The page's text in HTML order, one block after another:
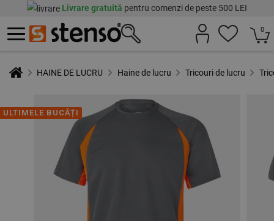
Livrare gratuită pentru comenzi de peste 500 LEI
0
HAINE DE LUCRU Haine de lucru Tricouri de lucru
ULTIMELE BUCĂȚI